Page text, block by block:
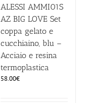
ALESSI AMMI01S
AZ BIG LOVE Set
coppa gelato e
cucchiaino, blu –
Acciaio e resina
termoplastica
58.00€